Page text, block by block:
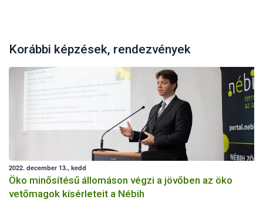
Korábbi képzések, rendezvények
2022. december 13., kedd
Öko minősítésű állomáson végzi a jövőben az öko
vetőmagok kísérleteit a Nébih